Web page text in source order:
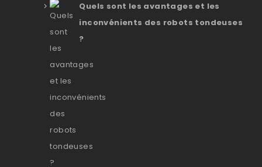
Quels sont les avantages et les
inconvénients des robots tondeuses
?